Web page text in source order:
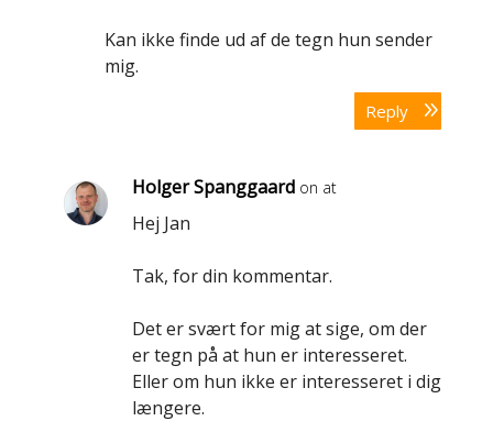
Kan ikke finde ud af de tegn hun sender
mig.
Reply
Holger Spanggaard on at
Hej Jan
Tak, for din kommentar.
Det er svært for mig at sige, om der
er tegn på at hun er interesseret.
Eller om hun ikke er interesseret i dig
længere.